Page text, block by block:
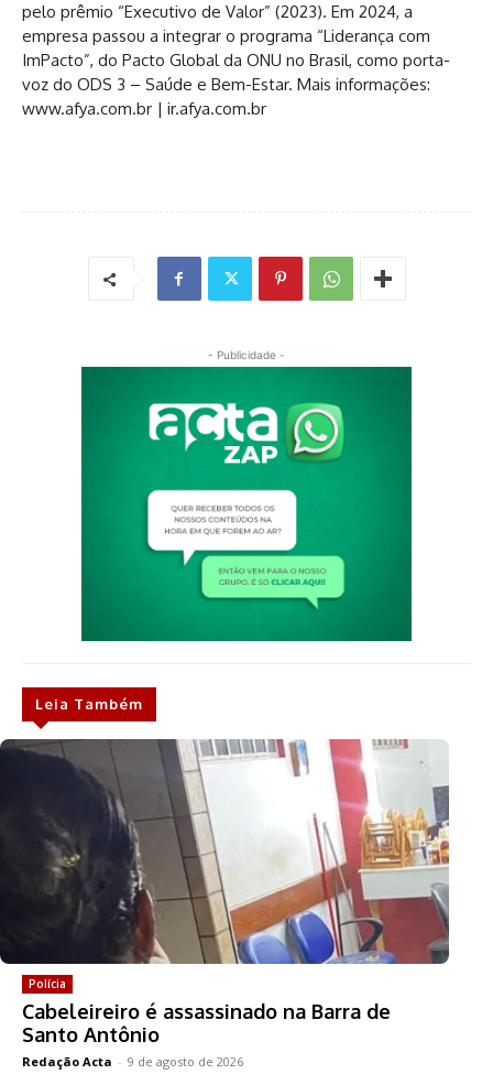
pelo prêmio “Executivo de Valor” (2023). Em 2024, a
empresa passou a integrar o programa “Liderança com
ImPacto”, do Pacto Global da ONU no Brasil, como porta-
voz do ODS 3 – Saúde e Bem-Estar. Mais informações:
www.afya.com.br | ir.afya.com.br
- Publicidade -
Leia Também
Polícia
Cabeleireiro é assassinado na Barra de
Santo Antônio
Redação Acta - 9 de agosto de 2026